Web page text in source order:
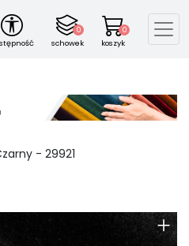
0
schowek
0
koszyk
- 29921
+